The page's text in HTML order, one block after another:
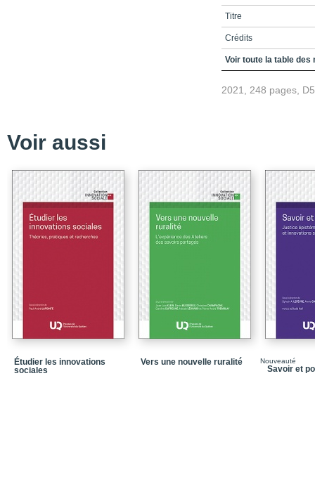
Titre
Crédits
Table des matières
CHAPITRE ￼1 Quand
et de vie des
CHAPITRE 2 Position
classe en Argentine
CHAPITRE￼ 3 Les
CHAPITRE 5 La
pauvres : Une
CHAPITRE 6 L’État
Partie III : Du Nord au
Voir toute la table des
2021, 248 pages,
Voir aussi
Étudier les innovations
sociales
Vers une nouvelle ruralité Nouveauté
Savoir et